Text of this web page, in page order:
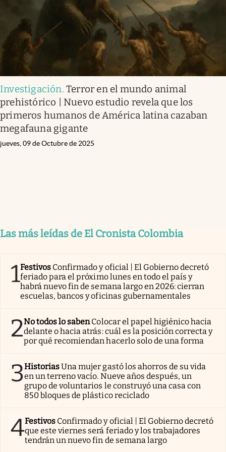
Investigación.Terror en el mundo animal
prehistórico | Nuevo estudio revela que los
primeros humanos de América latina cazaban
megafauna gigante
jueves, 09 de Octubre de 2025
Las más leídas de El Cronista Colombia
1Festivos Confirmado y oficial | El Gobierno decretó
feriado para el próximo lunes en todo el país y
habrá nuevo fin de semana largo en 2026: cierran
escuelas, bancos y oficinas gubernamentales
2No todos lo sabenColocar el papel higiénico hacia
delante o hacia atrás: cuál es la posición correcta y
por qué recomiendan hacerlo solo de una forma
3HistoriasUna mujer gastó los ahorros de su vida
en un terreno vacío. Nueve años después, un
grupo de voluntarios le construyó una casa con
850 bloques de plástico reciclado
4Festivos Confirmado y oficial | El Gobierno decretó
que este viernes será feriado y los trabajadores
tendrán un nuevo fin de semana largo